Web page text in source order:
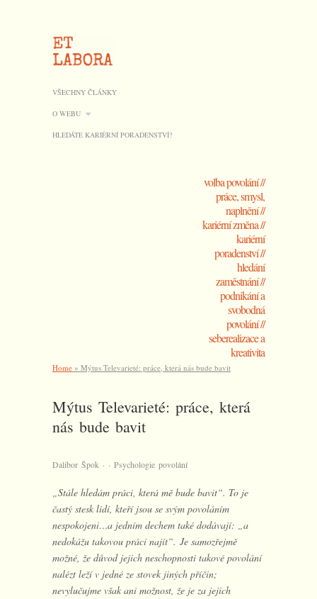
VŠECHNY ČLÁNKY
O WEBU
HLEDÁTE KARIÉRNÍ PORADENSTVÍ?
volba povolání //
práce, smysl,
naplnění //
kariérní změna //
kariérní
poradenství //
hledání
zaměstnání //
podnikání a
svobodná
povolání //
seberealizace a
kreativita
Home » Mýtus Televarieté: práce, která nás bude bavit
Mýtus Televarieté: práce, která
nás bude bavit
Dalibor Špok · · Psychologie povolání
„Stále hledám práci, která mě bude bavit“. To je
častý stesk lidí, kteří jsou se svým povoláním
nespokojeni…a jedním dechem také dodávají: „a
nedokážu takovou práci najít“. Je samozřejmě
možné, že důvod jejich neschopnosti takové povolání
nalézt leží v jedné ze stovek jiných příčin;
nevylučujme však ani možnost, že je za jejich